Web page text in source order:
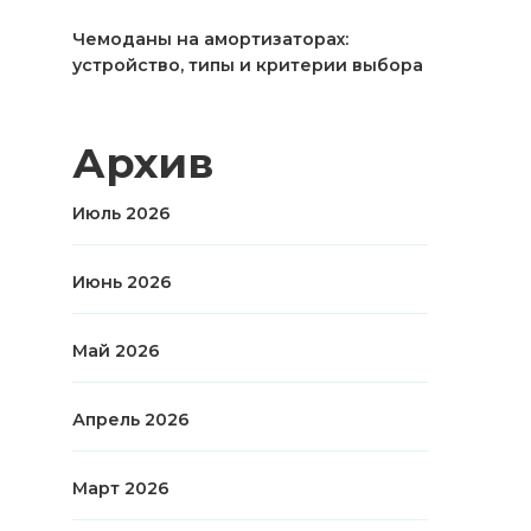
Чемоданы на амортизаторах:
устройство, типы и критерии выбора
Архив
Июль 2026
Июнь 2026
Май 2026
Апрель 2026
Март 2026